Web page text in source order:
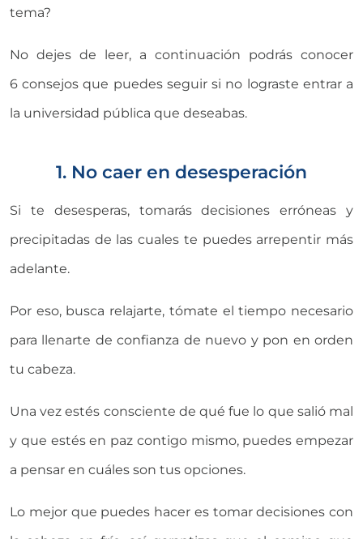
tema?
No dejes de leer, a continuación podrás conocer
6 consejos que puedes seguir si no lograste entrar a
la universidad pública que deseabas.
1. No caer en desesperación
Si te desesperas, tomarás decisiones erróneas y
precipitadas de las cuales te puedes arrepentir más
adelante.
Por eso, busca relajarte, tómate el tiempo necesario
para llenarte de confianza de nuevo y pon en orden
tu cabeza.
Una vez estés consciente de qué fue lo que salió mal
y que estés en paz contigo mismo, puedes empezar
a pensar en cuáles son tus opciones.
Lo mejor que puedes hacer es tomar decisiones con